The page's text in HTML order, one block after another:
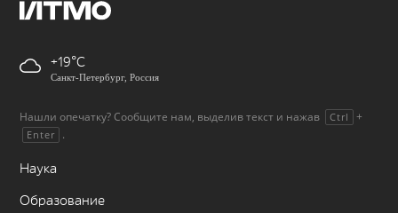
+19
Санкт-Петербург, Россия
Нашли опечатку? Сообщите нам, выделив текст и нажав Ctrl +
Enter .
Наука
Образование